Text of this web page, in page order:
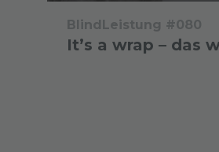
BlindLeistung #080
It’s a wrap – das